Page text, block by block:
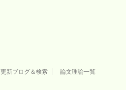
更新ブログ＆検索 論文理論一覧